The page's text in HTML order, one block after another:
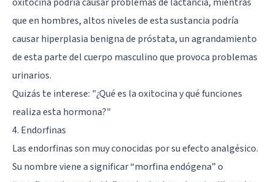
que en hombres, altos niveles de esta sustancia podría
causar hiperplasia benigna de próstata, un agrandamiento
de esta parte del cuerpo masculino que provoca problemas
urinarios.
Quizás te interese: "¿Qué es la oxitocina y qué funciones
realiza esta hormona?"
4. Endorfinas
Lasendorfinasson muy conocidas por su efecto analgésico.
Su nombre viene a significar “morfina endógena” o